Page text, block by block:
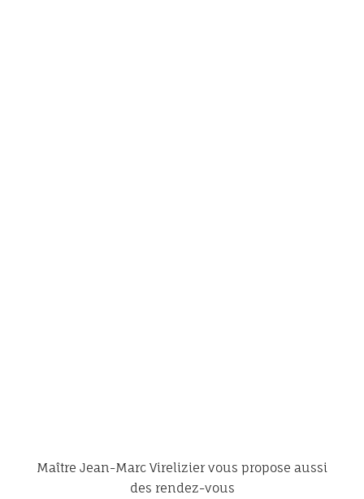
Maître Jean-Marc Virelizier vous propose aussi
des rendez-vous